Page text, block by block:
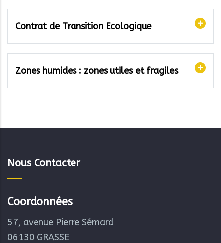
Contrat de Transition Ecologique
Zones humides : zones utiles et fragiles
Nous Contacter
Coordonnées
57, avenue Pierre Sémard
06130 GRASSE